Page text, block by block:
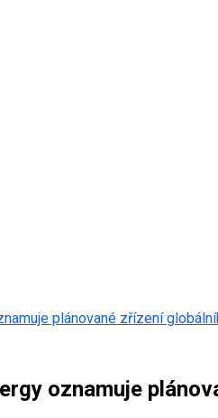
plánované zřízení
oznamuje